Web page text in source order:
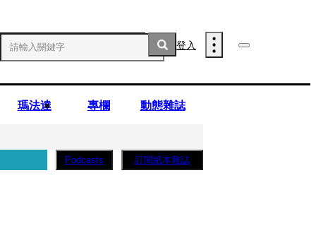
登入
瑪法達 專欄 動態雜誌
Podcasts 訂閱紙本雜誌